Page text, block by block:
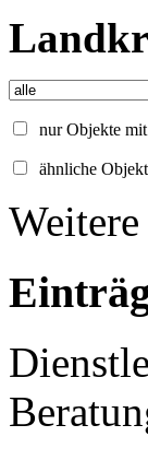
nur Objekte
ähnliche